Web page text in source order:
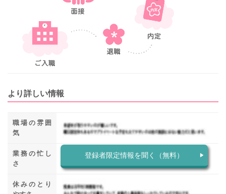
より詳しい情報
職場の雰囲
気
業務の忙し
さ
休みのとり
登録者限定情報を聞く（無料）